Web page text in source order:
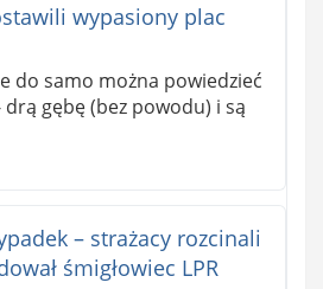
wypasiony plac
do samo można powiedzieć
drą gębę (bez powodu) i są
– strażacy rozcinali
śmigłowiec LPR